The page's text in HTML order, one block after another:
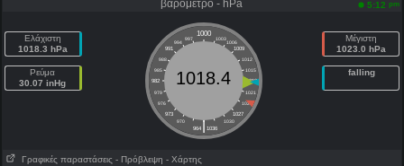
βαρόμετρο - hPa 5:12 pm
Ελάχιστη
1018.3 hPa
Ρεύμα
30.07 inHg
1000
997 1003
994
1006
991
1009
988
1012
985
1015
982
1018
979
1021
976
1024
973
1027
970
1030
|
964 1036
1018.4
Μέγιστη
1023.0 hPa
falling
Γραφικές παραστάσεις - Πρόβλεψη - Χάρτης